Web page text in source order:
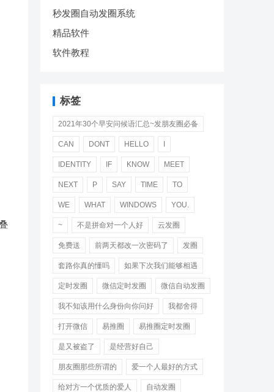
秒发圈自动发圈系统
精品软件
软件教程
标签
2021年30个早安问候语汇总~发朋友圈必备
CAN DONT HELLO
IDENTITY IF KNOW MEET
NEXT P SAY TIME TO
WE WHAT WINDOWS YOU.
~ 不是拼命对一个人好 云发圈
免费送 前两天都改一次密码了 发圈
套路你真的懂吗 如果下次我们能够相遇
定时发圈 微信定时发圈 微信自动发圈
我不知该用什么身份向你问好 我都舍得
打开微信 易推圈 易推圈定时发圈
是又被盗了 是经营好自己
朋友圈那些所谓的 爱一个人最好的方式
给对方一个优质的爱人 自动发圈